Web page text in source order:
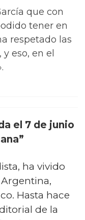
que con
tener en
respetado las
eso, en el
el 7 de junio
ha vivido
Argentina,
Hasta hace
de la